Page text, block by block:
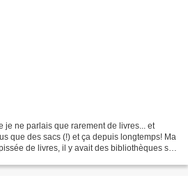
je ne parlais que rarement de livres... et
que des sacs (!) et ça depuis longtemps! Ma
de livres, il y avait des bibliothèques sur